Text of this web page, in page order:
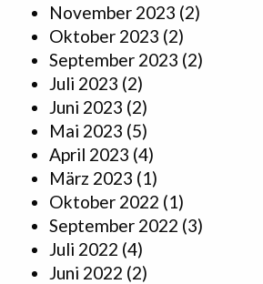
November 2023 (2)
Oktober 2023 (2)
September 2023 (2)
Juli 2023 (2)
Juni 2023 (2)
Mai 2023 (5)
April 2023 (4)
März 2023 (1)
Oktober 2022 (1)
September 2022 (3)
Juli 2022 (4)
Juni 2022 (2)